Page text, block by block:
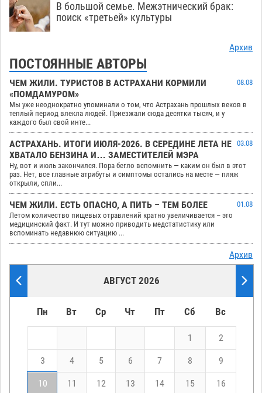
В большой семье. Межэтнический брак:
поиск «третьей» культуры
Архив
ПОСТОЯННЫЕ АВТОРЫ
ЧЕМ ЖИЛИ. ТУРИСТОВ В АСТРАХАНИ КОРМИЛИ
«ПОМДАМУРОМ»
08.08
Мы уже неоднократно упоминали о том, что Астрахань прошлых веков в
теплый период влекла людей. Приезжали сюда десятки тысяч, и у
каждого был свой инте...
АСТРАХАНЬ. ИТОГИ ИЮЛЯ-2026. В СЕРЕДИНЕ ЛЕТА НЕ
ХВАТАЛО БЕНЗИНА И… ЗАМЕСТИТЕЛЕЙ МЭРА
03.08
Ну, вот и июль закончился. Пора бегло вспомнить — каким он был в этот
раз. Нет, все главные атрибуты и симптомы остались на месте — пляж
открыли, спли...
ЧЕМ ЖИЛИ. ЕСТЬ ОПАСНО, А ПИТЬ – ТЕМ БОЛЕЕ
01.08
Летом количество пищевых отравлений кратно увеличивается – это
медицинский факт. И тут можно приводить медстатистику или
вспоминать недавнюю ситуацию ...
Архив
АВГУСТ 2026
Пн Вт Ср Чт Пт Сб Вс
1 2
3 4 5 6 7 8 9
10 11 12 13 14 15 16